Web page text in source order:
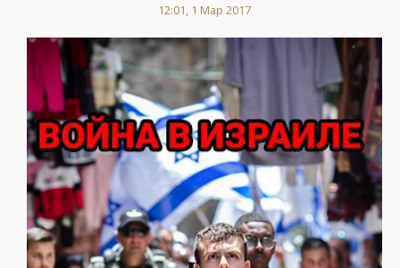
12:01, 1 Мар 2017